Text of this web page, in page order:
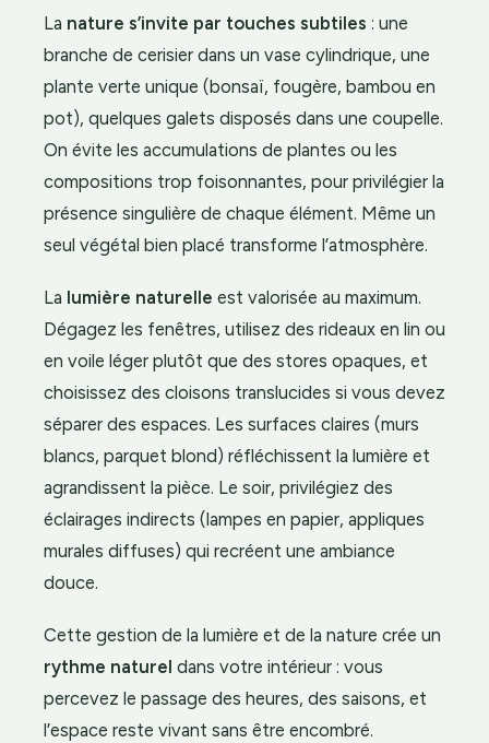
La nature s’invite par touches subtiles : une
branche de cerisier dans un vase cylindrique, une
plante verte unique (bonsaï, fougère, bambou en
pot), quelques galets disposés dans une coupelle.
On évite les accumulations de plantes ou les
compositions trop foisonnantes, pour privilégier la
présence singulière de chaque élément. Même un
seul végétal bien placé transforme l’atmosphère.
La lumière naturelle est valorisée au maximum.
Dégagez les fenêtres, utilisez des rideaux en lin ou
en voile léger plutôt que des stores opaques, et
choisissez des cloisons translucides si vous devez
séparer des espaces. Les surfaces claires (murs
blancs, parquet blond) réfléchissent la lumière et
agrandissent la pièce. Le soir, privilégiez des
éclairages indirects (lampes en papier, appliques
murales diffuses) qui recréent une ambiance
douce.
Cette gestion de la lumière et de la nature crée un
rythme naturel dans votre intérieur : vous
percevez le passage des heures, des saisons, et
l’espace reste vivant sans être encombré.